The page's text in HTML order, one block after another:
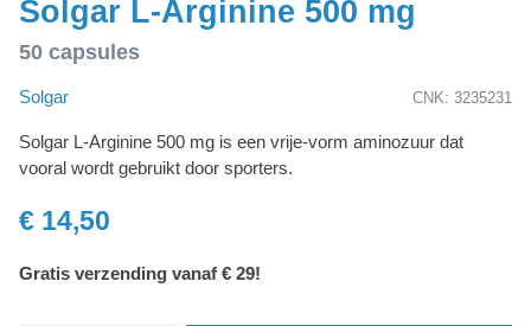
Solgar L-Arginine 500 mg
50 capsules
Solgar CNK: 3235231
Solgar L-Arginine 500 mg is een vrije-vorm aminozuur dat
vooral wordt gebruikt door sporters.
€ 14,50
Gratis verzending vanaf € 29!